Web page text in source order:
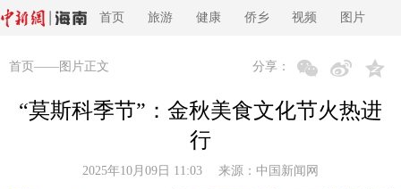
首页 旅游 健康 侨乡 视频 图片
首页 ——图片正文 分享：
“莫斯科季节”：金秋美食文化节火热进
行
2025年10月09日 11:03 来源： 中国新闻网